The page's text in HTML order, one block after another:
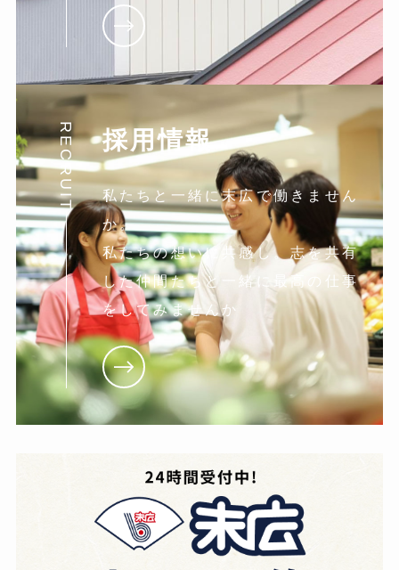
RECRUIT 採用情報
私たちと一緒に末広で働きません
か。
私たちの想いに共感し。志を共有
した仲間たちと一緒に最高の仕事
をしてみませんか